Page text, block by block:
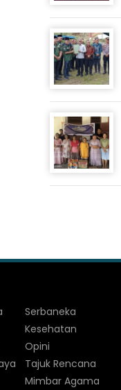
Serbaneka
Kesehatan
Opini
Tajuk Rencana
Mimbar Agama